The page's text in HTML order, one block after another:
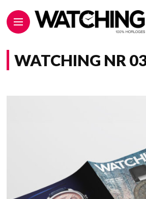
WATCHING NR